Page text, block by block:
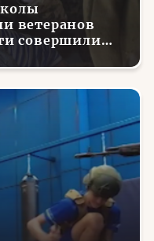
ветеранов
совершили